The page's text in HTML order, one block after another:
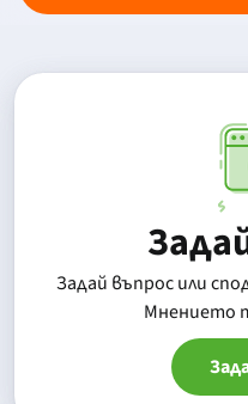
Задай въпрос или
Mнението